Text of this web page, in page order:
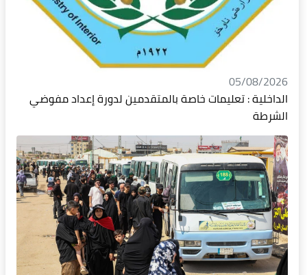
05/08/2026
الداخلية : تعليمات خاصة بالمتقدمين لدورة إعداد مفوضي
الشرطة